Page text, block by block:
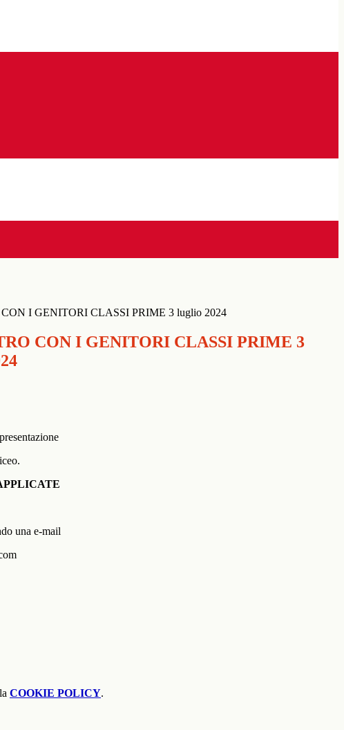
I GENITORI CLASSI PRIME 3 luglio 2024
CON I GENITORI CLASSI PRIME 3
una e-mail
COOKIE POLICY.